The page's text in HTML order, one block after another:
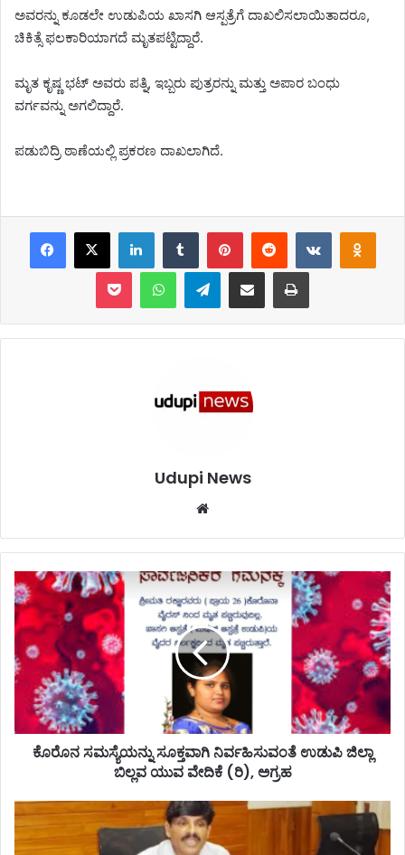
ಅವರನ್ನು ಕೂಡಲೇ ಉಡುಪಿಯ ಖಾಸಗಿ ಆಸ್ಪತ್ರೆಗೆ ದಾಖಲಿಸಲಾಯಿತಾದರೂ,
ಚಿಕಿತ್ಸೆ ಫಲಕಾರಿಯಾಗದೆ ಮೃತಪಟ್ಟಿದ್ದಾರೆ.
ಮೃತ ಕೃಷ್ಣ ಭಟ್ ಅವರು ಪತ್ನಿ, ಇಬ್ಬರು ಪುತ್ರರನ್ನು ಮತ್ತು ಅಪಾರ ಬಂಧು
ವರ್ಗವನ್ನು ಅಗಲಿದ್ದಾರೆ.
ಪಡುಬಿದ್ರಿ ಠಾಣೆಯಲ್ಲಿ ಪ್ರಕರಣ ದಾಖಲಾಗಿದೆ.
Facebook X LinkedIn Tumblr Pinterest Reddit VKontakte Odnoklassniki
Pocket WhatsApp Telegram Share via Email Print
Udupi News
te
ಕೊ
ರೊ
ನ
ಸ
ಮ
ಸ್
ಯೆ
ಯ
ನ್
ತ
ವಾ
ಗಿ
ಕೊರೊನ ಸಮಸ್ಯೆಯನ್ನು ಸೂಕ್ತವಾಗಿ ನಿರ್ವಹಿಸುವಂತೆ ಉಡುಪಿ ಜಿಲ್ಲಾ
ಬಿಲ್ಲವ ಯುವ ವೇದಿಕೆ (ರಿ), ಅಗ್ರಹ
ಉ
ಡು
ಪಿ